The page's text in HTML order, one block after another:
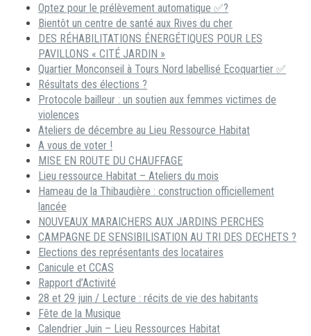
Optez pour le prélèvement automatique ✅?
Bientôt un centre de santé aux Rives du cher
DES RÉHABILITATIONS ÉNERGÉTIQUES POUR LES
PAVILLONS « CITÉ JARDIN »
Quartier Monconseil à Tours Nord labellisé Ecoquartier ✅
Résultats des élections ?
Protocole bailleur : un soutien aux femmes victimes de
violences
Ateliers de décembre au Lieu Ressource Habitat
A vous de voter !
MISE EN ROUTE DU CHAUFFAGE
Lieu ressource Habitat – Ateliers du mois
Hameau de la Thibaudière : construction officiellement
lancée
NOUVEAUX MARAICHERS AUX JARDINS PERCHES
CAMPAGNE DE SENSIBILISATION AU TRI DES DECHETS ?
Elections des représentants des locataires
Canicule et CCAS
Rapport d’Activité
28 et 29 juin / Lecture : récits de vie des habitants
Fête de la Musique
Calendrier Juin – Lieu Ressources Habitat